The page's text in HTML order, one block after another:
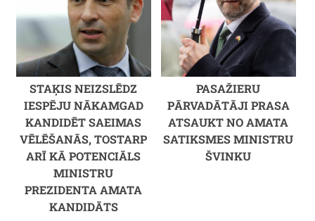
STAĶIS NEIZSLĒDZ
IESPĒJU NĀKAMGAD
KANDIDĒT SAEIMAS
VĒLĒŠANĀS, TOSTARP
ARĪ KĀ POTENCIĀLS
MINISTRU
PREZIDENTA AMATA
KANDIDĀTS
PASAŽIERU
PĀRVADĀTĀJI PRASA
ATSAUKT NO AMATA
SATIKSMES MINISTRU
ŠVINKU